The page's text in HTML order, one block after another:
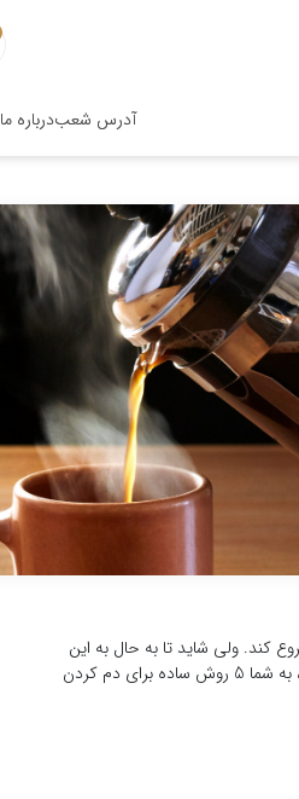
آدرس شعبدرباره ما
کند. ولی شاید تا به حال به این
، به شما 5 روش ساده برای دم کردن